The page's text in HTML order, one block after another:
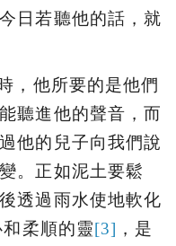
日若聽他的話，就
，他所要的是他們
聽進他的聲音，而
他的兒子向我們說
。正如泥土要鬆
透過雨水使地軟化
柔順的靈[3] ，是